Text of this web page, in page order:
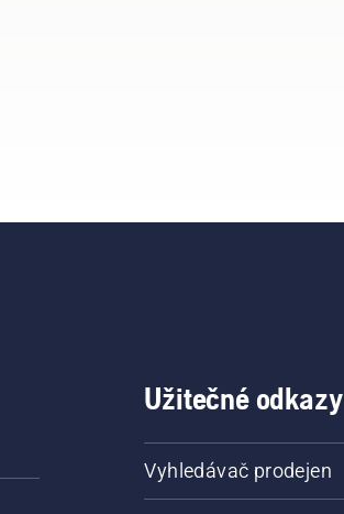
Užitečné odkazy
Vyhledávač prodejen